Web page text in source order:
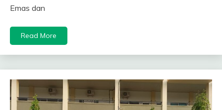
Emas dan
Read More